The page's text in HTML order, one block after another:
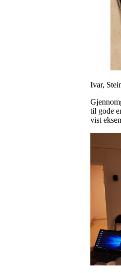
Ivar,
til gode
vist